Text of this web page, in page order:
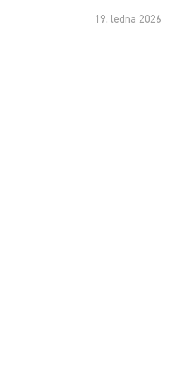
19. ledna 2026